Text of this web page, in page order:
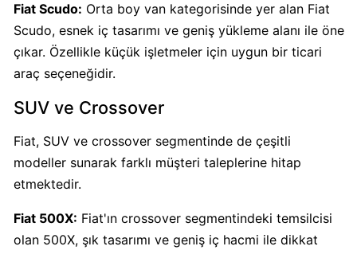
Boykot
mu?
KitKat
Kimin
Sahibi
Kim?
Lay's
mu?
Lay's
Fiat Scudo: Orta boy van kategorisinde yer alan Fiat
Scudo, esnek iç tasarımı ve geniş yükleme alanı ile öne
çıkar. Özellikle küçük işletmeler için uygun bir ticari
araç seçeneğidir.
SUV ve Crossover
Fiat, SUV ve crossover segmentinde de çeşitli
modeller sunarak farklı müşteri taleplerine hitap
etmektedir.
Fiat 500X: Fiat'ın crossover segmentindeki temsilcisi
olan 500X, şık tasarımı ve geniş iç hacmi ile dikkat